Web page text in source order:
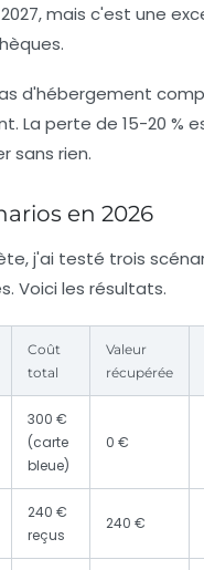
mais c'est une
d'hébergement
La perte de 15-20 %
sans rien.
en 2026
j'ai testé trois
Voici les résultats.
Coût
total
Valeur
récupérée
300 €
(carte
bleue)
0 €
240 €
reçus
240 €